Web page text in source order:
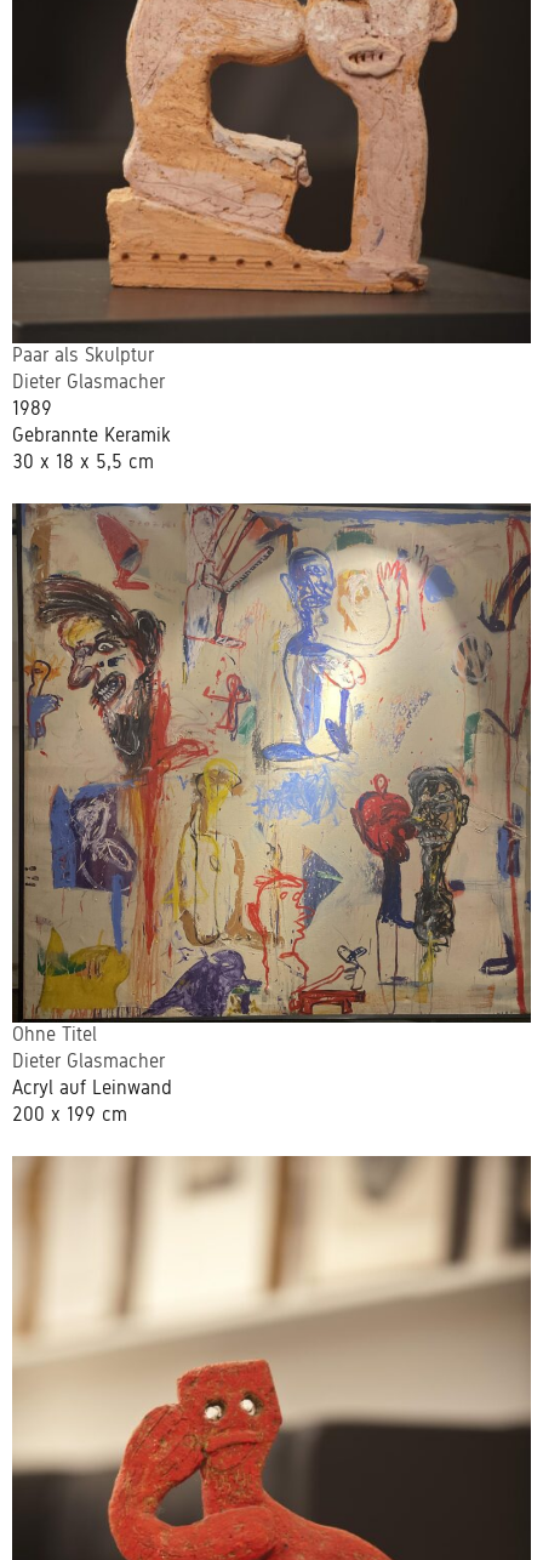
Paar als Skulptur
Dieter Glasmacher
1989
Gebrannte Keramik
30 x 18 x 5,5 cm
Ohne Titel
Dieter Glasmacher
Acryl auf Leinwand
200 x 199 cm